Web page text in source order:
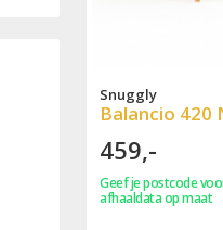
Snuggly
Balancio 420
459,-
Geef je postcode
afhaaldata op maat